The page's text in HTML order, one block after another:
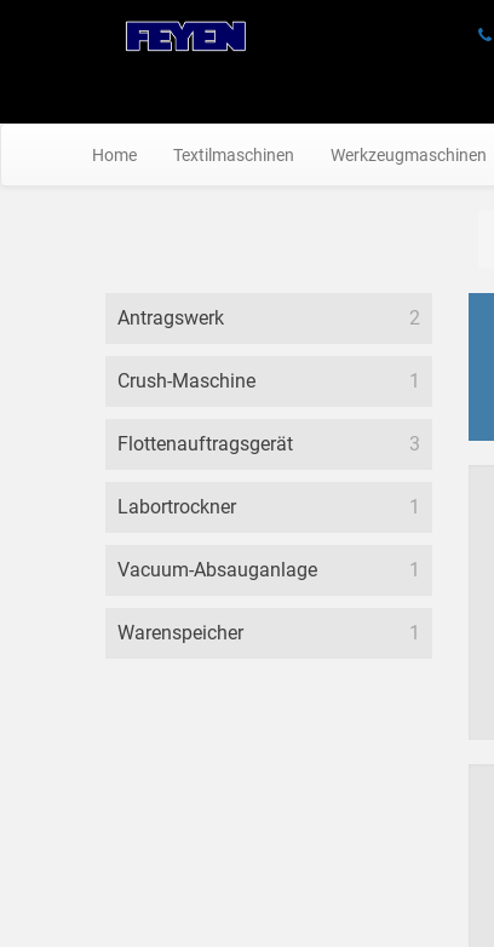
Home Textilmaschinen Werkzeugmaschinen
Antragswerk 2
Crush-Maschine 1
Flottenauftragsgerät 3
Labortrockner 1
Vacuum-Absauganlage 1
Warenspeicher 1